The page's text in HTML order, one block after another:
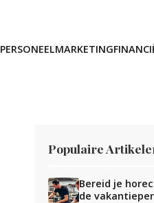
PERSONEELMARKETING
Populaire
Bereid je
de